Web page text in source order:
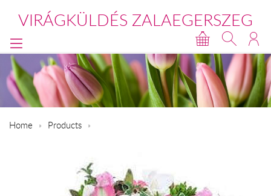
VIRÁGKÜLDÉS ZALAEGERSZEG
Home Products